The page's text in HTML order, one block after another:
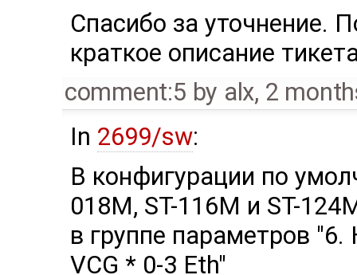
Спасибо за уточнение.
краткое описание
comment:5 by alx, 2
In 2699/sw:
В конфигурации по
018M, ST-116M и ST-
в группе параметров
VCG * 0-3 Eth"